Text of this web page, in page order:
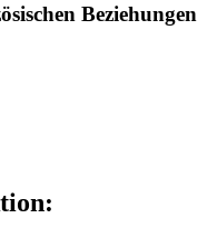
Beziehungen